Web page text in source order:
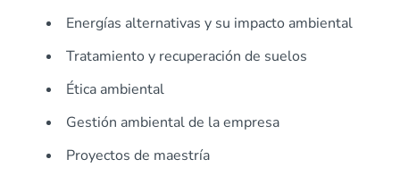
Energías alternativas y su impacto ambiental
Tratamiento y recuperación de suelos
Ética ambiental
Gestión ambiental de la empresa
Proyectos de maestría